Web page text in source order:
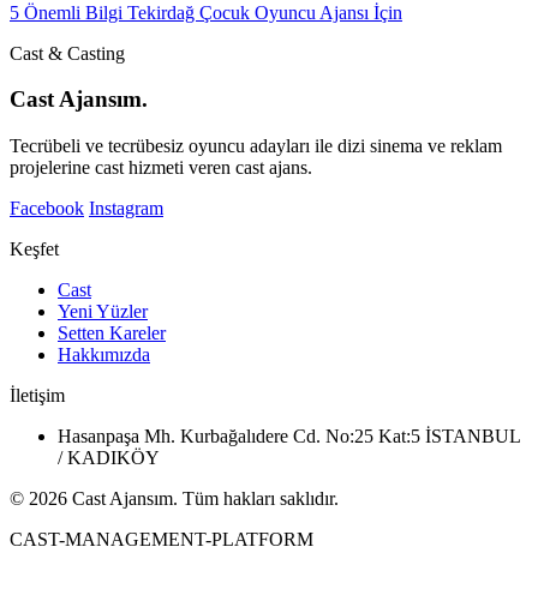
5 Önemli Bilgi Tekirdağ Çocuk Oyuncu Ajansı İçin
Cast & Casting
Cast Ajansım.
Tecrübeli ve tecrübesiz oyuncu adayları ile dizi sinema ve reklam
projelerine cast hizmeti veren cast ajans.
Facebook Instagram
Keşfet
Cast
Yeni Yüzler
Setten Kareler
Hakkımızda
İletişim
Hasanpaşa Mh. Kurbağalıdere Cd. No:25 Kat:5 İSTANBUL
/ KADIKÖY
© 2026 Cast Ajansım. Tüm hakları saklıdır.
CAST-MANAGEMENT-PLATFORM